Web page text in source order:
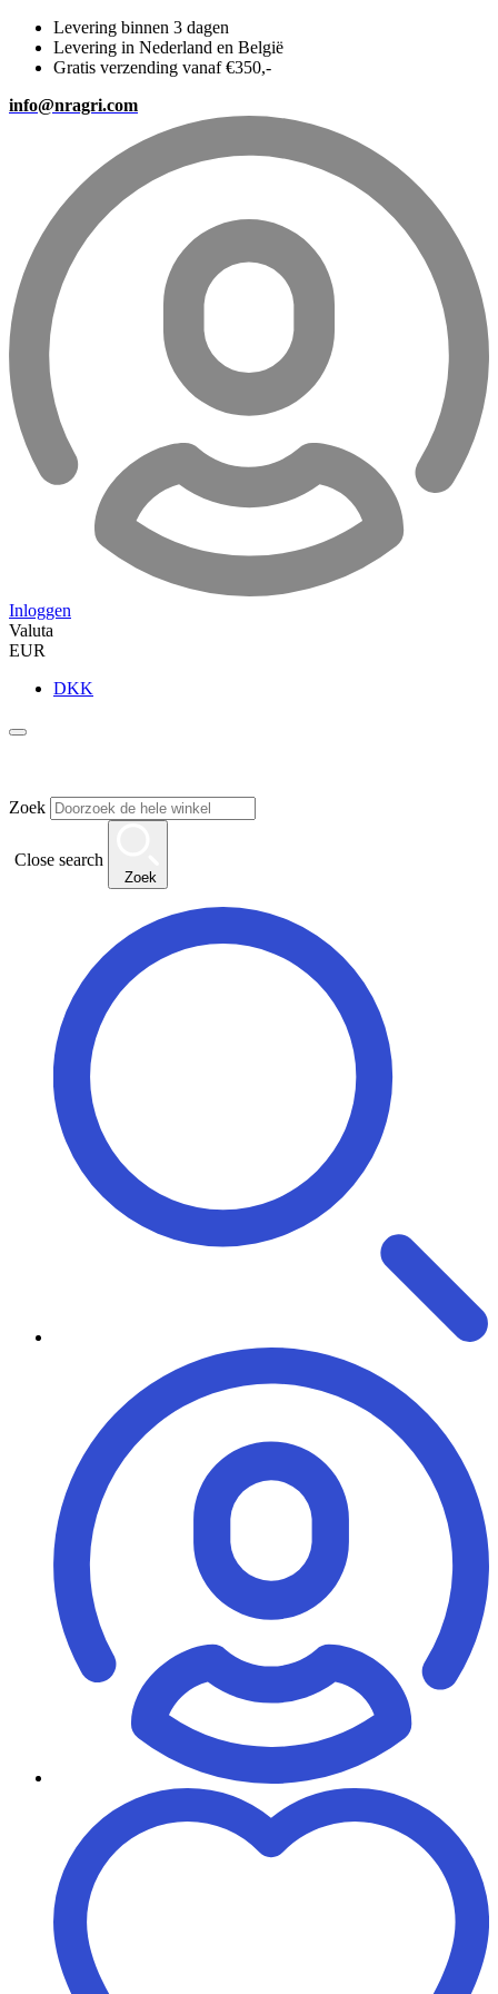
Levering binnen 3 dagen
Levering in Nederland en België
Gratis verzending vanaf €350,-
info@nragri.com
Inloggen
Valuta
EUR
DKK
Zoek
Close search
Zoek